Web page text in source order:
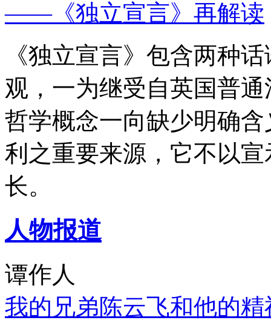
——《独立宣言》再解读
《独立宣言》包含两种
观，一为继受自英国普
哲学概念一向缺少明确
利之重要来源，它不以
长。
人物报道
谭作人
我的兄弟陈云飞和他的